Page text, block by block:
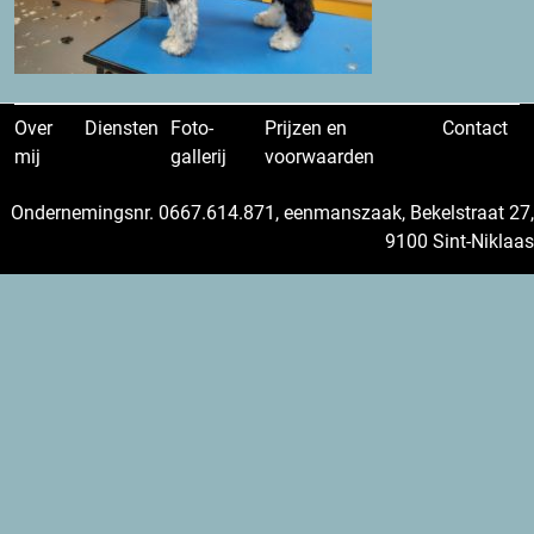
Over
mij
Diensten
Foto-
gallerij
Prijzen en
voorwaarden
Contact
Ondernemingsnr. 0667.614.871, eenmanszaak, Bekelstraat 27,
9100 Sint-Niklaas